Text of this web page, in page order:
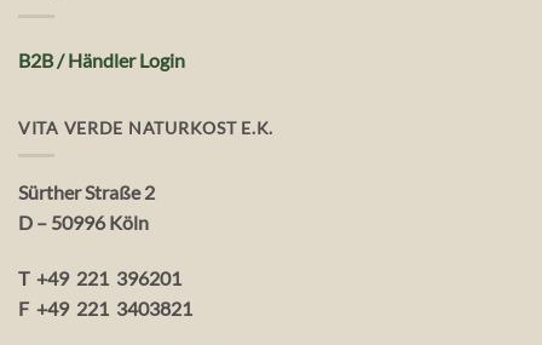
B2B / Händler Login
VITA VERDE NATURKOST E.K.
Sürther Straße 2
D – 50996 Köln
T +49 221 396201
F +49 221 3403821